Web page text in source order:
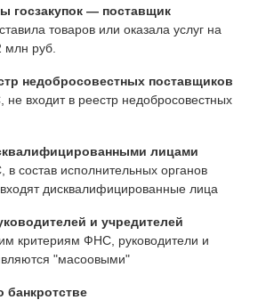
госзакупок — поставщик
товаров или оказала услуг на
млн руб.
недобросовестных поставщиков
входит в реестр недобросовестных
лицами
состав исполнительных органов
дисквалифицированные лица
и учредителей
критериям ФНС, руководители и
"масоовыми"
банкротстве